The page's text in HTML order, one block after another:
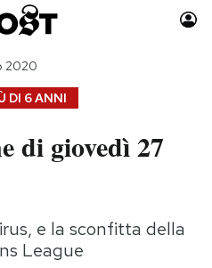
Auto
Moda
Storie/Idee
Ok Boomer!
DI 6 ANNI
2020
di giovedì 27
e la sconfitta della
League